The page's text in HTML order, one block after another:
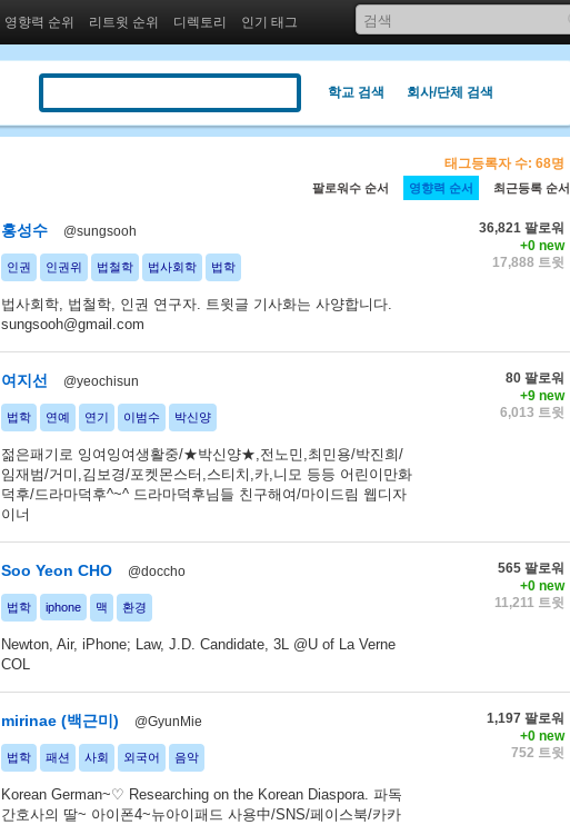
영향력 순위 리트윗 순위 디렉토리 인기 태그
학교 검색 회사/단체 검색
태그등록자 수: 68명
팔로워수 순서 영향력 순서 최근등록 순서
36,821 팔로워
+0 new
17,888 트윗
홍성수 @sungsooh
인권 인권위 법철학 법사회학 법학
법사회학, 법철학, 인권 연구자. 트윗글 기사화는 사양합니다.
sungsooh@gmail.com
80 팔로워
+9 new
6,013 트윗
여지선 @yeochisun
법학 연예 연기 이범수 박신양
젊은패기로 잉여잉여생활중/★박신양★,전노민,최민용/박진희/
임재범/거미,김보경/포켓몬스터,스티치,카,니모 등등 어린이만화
덕후/드라마덕후^~^ 드라마덕후님들 친구해여/마이드림 웹디자
이너
565 팔로워
+0 new
11,211 트윗
Soo Yeon CHO @doccho
법학 iphone 맥 환경
Newton, Air, iPhone; Law, J.D. Candidate, 3L @U of La Verne
COL
1,197 팔로워
+0 new
752 트윗
mirinae (백근미) @GyunMie
법학 패션 사회 외국어 음악
Korean German~♡ Researching on the Korean Diaspora. 파독
간호사의 딸~ 아이폰4~뉴아이패드 사용中/SNS/페이스북/카카